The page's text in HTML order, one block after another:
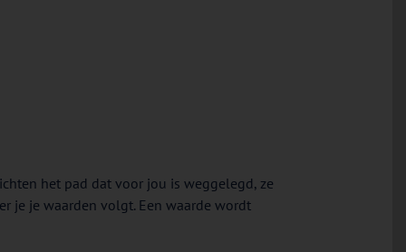
het pad dat voor jou is weggelegd, ze
je je waarden volgt. Een waarde wordt